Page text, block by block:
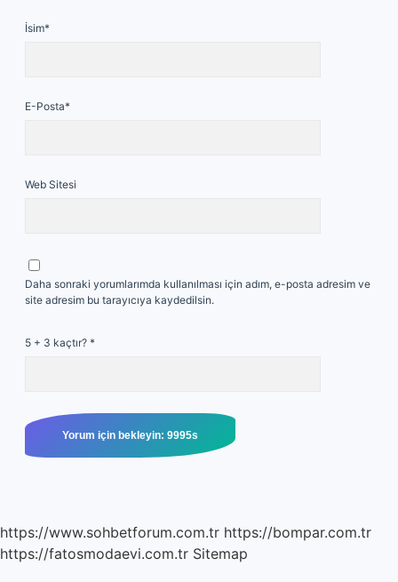
İsim*
E-Posta*
Web Sitesi
Daha sonraki yorumlarımda kullanılması için adım, e-posta adresim ve
site adresim bu tarayıcıya kaydedilsin.
5 + 3 kaçtır? *
https://www.sohbetforum.com.tr https://bompar.com.tr
https://fatosmodaevi.com.tr Sitemap